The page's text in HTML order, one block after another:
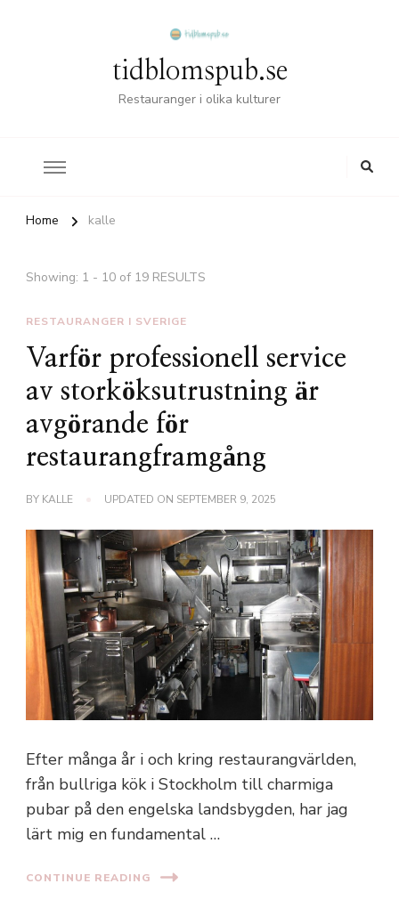
tidblomspub.se
Restauranger i olika kulturer
Home kalle
Showing: 1 - 10 of 19 RESULTS
RESTAURANGER I SVERIGE
Varför professionell service
av storköksutrustning är
avgörande för
restaurangframgång
BY KALLE UPDATED ON SEPTEMBER 9, 2025
Efter många år i och kring restaurangvärlden,
från bullriga kök i Stockholm till charmiga
pubar på den engelska landsbygden, har jag
lärt mig en fundamental …
CONTINUE READING